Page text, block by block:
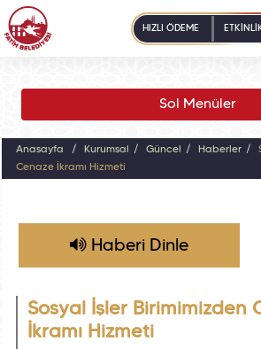
HIZLI ÖDEME
Sol Menüler
Anasayfa Kurumsal Güncel Haberler
Cenaze İkramı Hizmeti
Haberi Dinle
Sosyal İşler Birimimizden
İkramı Hizmeti